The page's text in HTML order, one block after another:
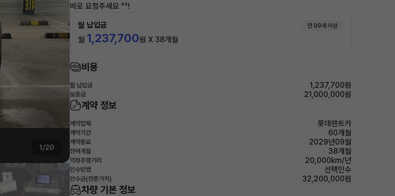
1/20
바로 요청주세요 ^^!
월 납입금 만 99세 이상
월 1,237,700원 X 38개월
비용
월 납입금 1,237,700원
보증금 21,000,000원
계약 정보
계약업체 롯데렌트카
계약기간 60개월
계약종료 2029년09월
잔여개월 38개월
약정주행거리 20,000km/년
인수방법 선택인수
인수금(잔존가치) 32,200,000원
차량 기본 정보